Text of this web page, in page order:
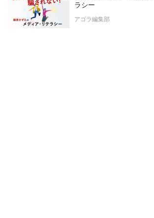
ラシー
アゴラ編集部